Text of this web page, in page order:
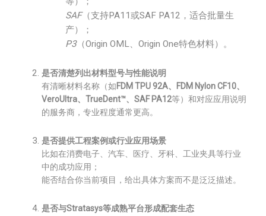
SAF（支持PA11或SAF PA12，适合批量生
产）；
P3（Origin OML、Origin One特色材料）。
是否清楚列出材料型号与性能说明
有清晰材料名称（如FDM TPU 92A、FDM Nylon CF10、
VeroUltra、TrueDent™、SAF PA12等）和对应应用说明
的服务商，专业程度通常更高。
是否提供工程案例或行业应用场景
比如在消费电子、汽车、医疗、牙科、工业夹具等行业
中的成功应用；
能否结合你当前项目，给出具体方案而不是泛泛描述。
是否与Stratasys等成熟平台形成配套生态